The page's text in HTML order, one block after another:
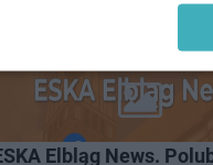
Elbląg News.